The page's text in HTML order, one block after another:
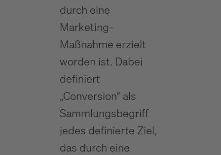
durch eine
Marketing-
Maßnahme erzielt
worden ist. Dabei
definiert
„Conversion“ als
Sammlungsbegriff
jedes definierte Ziel,
das durch eine